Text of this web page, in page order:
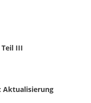
III
Aktualisierung